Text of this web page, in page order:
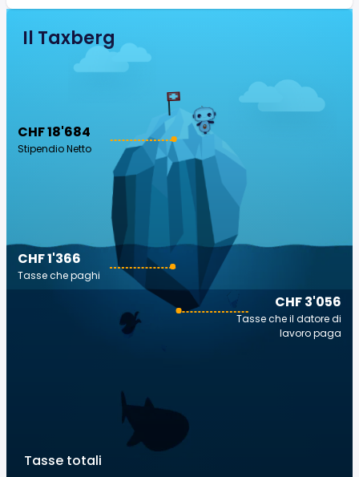
Il Taxberg
CHF 18'684
Stipendio Netto
CHF 3'056
Tasse che il datore di
lavoro paga
CHF 1'366
Tasse che paghi
Tasse totali